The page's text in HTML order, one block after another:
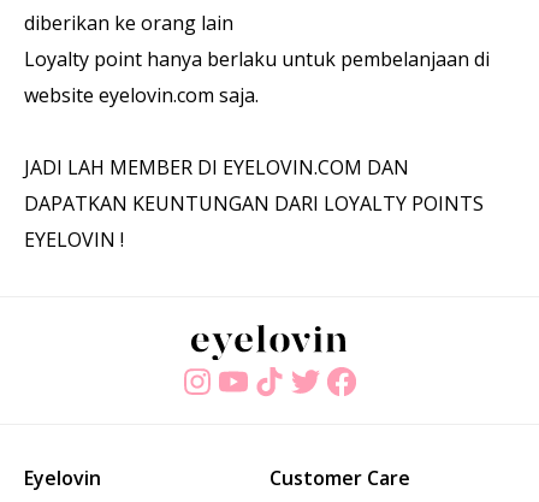
diberikan ke orang lain
Loyalty point hanya berlaku untuk pembelanjaan di
website eyelovin.com saja.
JADI LAH MEMBER DI EYELOVIN.COM DAN
DAPATKAN KEUNTUNGAN DARI LOYALTY POINTS
EYELOVIN !
Eyelovin Customer Care